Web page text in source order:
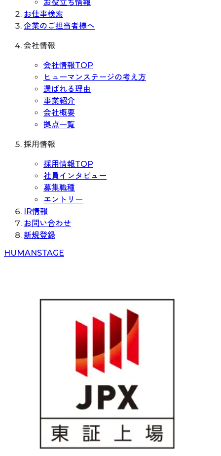
お役立ち情報
お仕事検索
企業のご担当者様へ
会社情報
会社情報TOP
ヒューマンステージの考え方
選ばれる理由
事業紹介
会社概要
拠点一覧
採用情報
採用情報TOP
社員インタビュー
募集職種
エントリー
IR情報
お問い合わせ
新規登録
HUMANSTAGE